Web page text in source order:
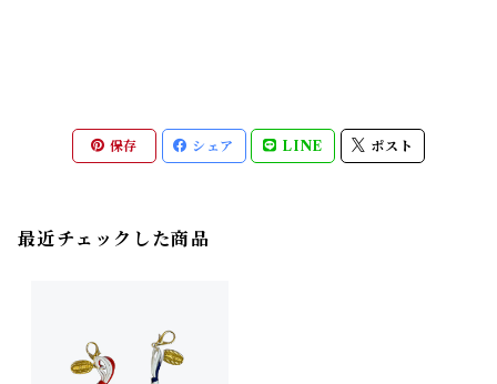
保存 シェア LINE ポスト
最近チェックした商品